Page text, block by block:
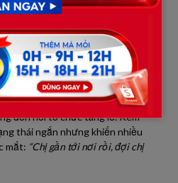
Xả MaxKleen 3.8kg/ 3.6kg + Túi
nhiên
tình cảm Hòa Minzy dành cho Lê
là tình đồng nghiệp mà còn
thiết trong gia đình.
đăng tải một bức ảnh ghi lại
đến nơi tổ chức tang lễ. Kèm
thái ngắn nhưng khiến nhiều
mắt: “Chị gần tới nơi rồi, đợi chị